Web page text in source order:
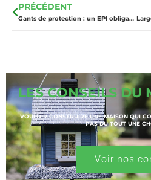
PRÉCÉDENT
Gants de protection : un EPI obligatoire sur les chantiers
LES CONSEILS DU
VOULOIR CONSTRUIRE UNE MAISON QUI
PAS DU TOUT UNE
Voir nos